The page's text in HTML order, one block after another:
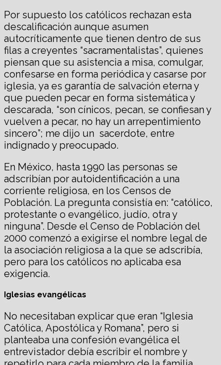
Por supuesto los católicos rechazan esta
descalificación aunque asumen
autocríticamente que tienen dentro de sus
filas a creyentes “sacramentalistas”, quienes
piensan que su asistencia a misa, comulgar,
confesarse en forma periódica y casarse por
iglesia, ya es garantía de salvación eterna y
que pueden pecar en forma sistemática y
descarada, “son cínicos, pecan, se confiesan y
vuelven a pecar, no hay un arrepentimiento
sincero”; me dijo un sacerdote, entre
indignado y preocupado.
En México, hasta 1990 las personas se
adscribían por autoidentificación a una
corriente religiosa, en los Censos de
Población. La pregunta consistía en: “católico,
protestante o evangélico, judío, otra y
ninguna”. Desde el Censo de Población del
2000 comenzó a exigirse el nombre legal de
la asociación religiosa a la que se adscribía,
pero para los católicos no aplicaba esa
exigencia.
Iglesias evangélicas
No necesitaban explicar que eran “Iglesia
Católica, Apostólica y Romana”, pero si
planteaba una confesión evangélica el
entrevistador debía escribir el nombre y